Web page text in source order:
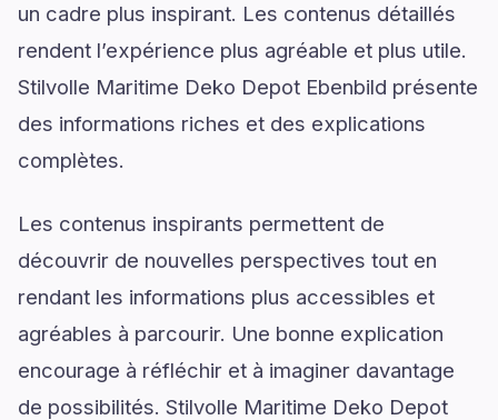
un cadre plus inspirant. Les contenus détaillés
rendent l’expérience plus agréable et plus utile.
Stilvolle Maritime Deko Depot Ebenbild présente
des informations riches et des explications
complètes.
Les contenus inspirants permettent de
découvrir de nouvelles perspectives tout en
rendant les informations plus accessibles et
agréables à parcourir. Une bonne explication
encourage à réfléchir et à imaginer davantage
de possibilités. Stilvolle Maritime Deko Depot